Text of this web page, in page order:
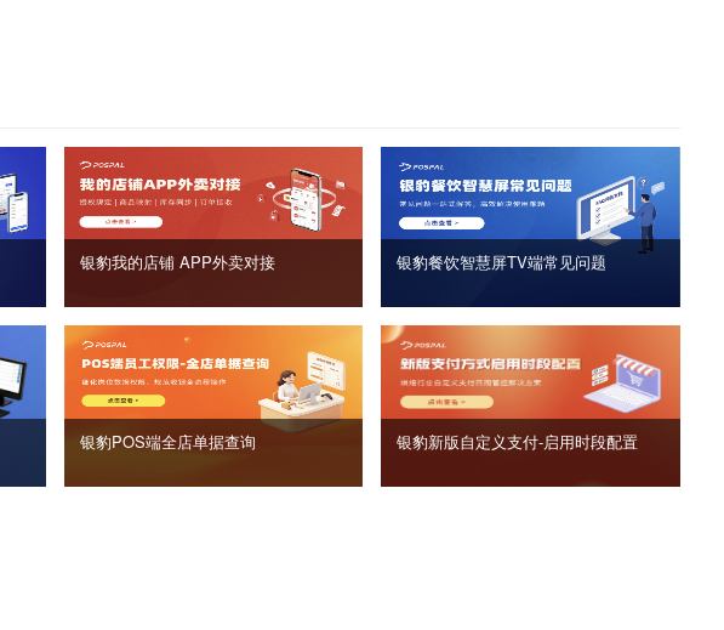
银豹我的店铺 APP外卖对接 银豹餐饮智慧屏TV端常见问题
银豹POS端全店单据查询 银豹新版自定义支付‑启用时段配置